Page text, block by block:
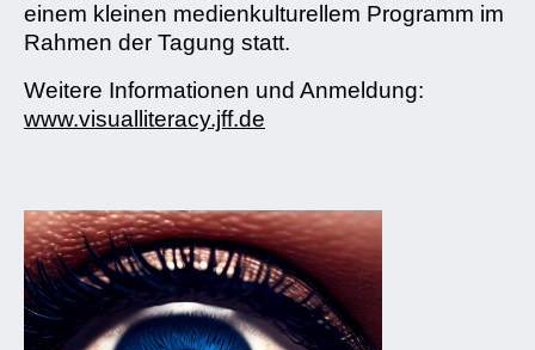
einem kleinen medienkulturellem Programm im
Rahmen der Tagung statt.
Weitere Informationen und Anmeldung:
www.visualliteracy.jff.de